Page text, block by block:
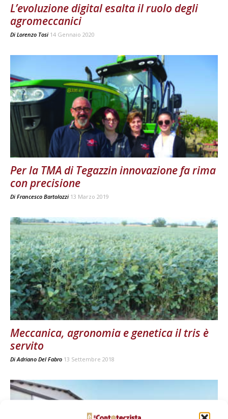
L’evoluzione digital esalta il ruolo degli
agromeccanici
Di Lorenzo Tosi 14 Gennaio 2020
Per la TMA di Tegazzin innovazione fa rima
con precisione
Di Francesco Bartolozzi 13 Marzo 2019
Meccanica, agronomia e genetica il tris è
servito
Di Adriano Del Fabro 13 Settembre 2018